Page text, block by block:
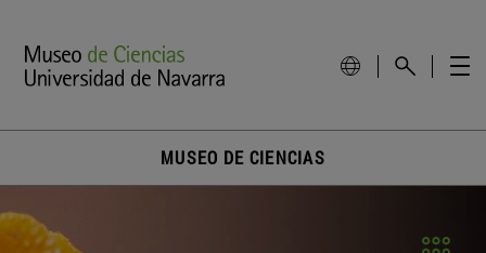
MUSEO DE CIENCIAS